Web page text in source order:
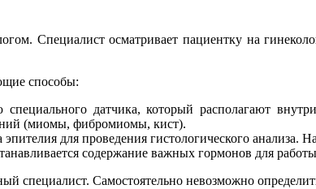
Специалист осматривает пациентку на
способы:
датчика, который располагают
(миомы, фибромиомы, кист).
для проведения гистологического анализа.
содержание важных гормонов для
специалист. Самостоятельно невозможно